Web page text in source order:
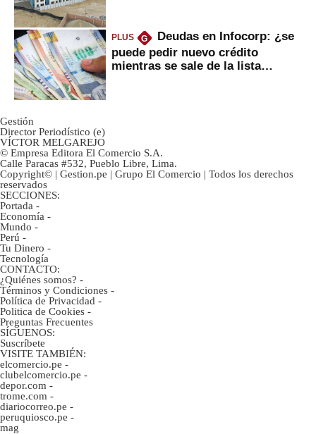
PLUS G
Deudas en Infocorp: ¿se
puede pedir nuevo crédito
mientras se sale de la lista
Gestión
Director Periodístico (e)
VÍCTOR MELGAREJO
© Empresa Editora El Comercio S.A.
Calle Paracas #532, Pueblo Libre, Lima.
Copyright© | Gestion.pe | Grupo El Comercio | Todos los derechos
reservados
SECCIONES:
Portada -
Economía -
Mundo -
Perú -
Tu Dinero -
Tecnología
CONTACTO:
¿Quiénes somos? -
Términos y Condiciones -
Política de Privacidad -
Politica de Cookies -
Preguntas Frecuentes
SÍGUENOS:
Suscríbete
VISITE TAMBIÉN:
elcomercio.pe -
clubelcomercio.pe -
depor.com -
trome.com -
diariocorreo.pe -
peruquiosco.pe -
mag